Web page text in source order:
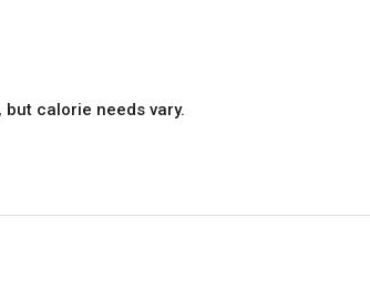
calorie needs vary.